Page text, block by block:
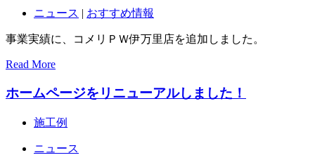
ニュース | おすすめ情報
事業実績に、コメリＰＷ伊万里店を追加しました。
Read More
ホームページをリニューアルしました！
施工例
ニュース